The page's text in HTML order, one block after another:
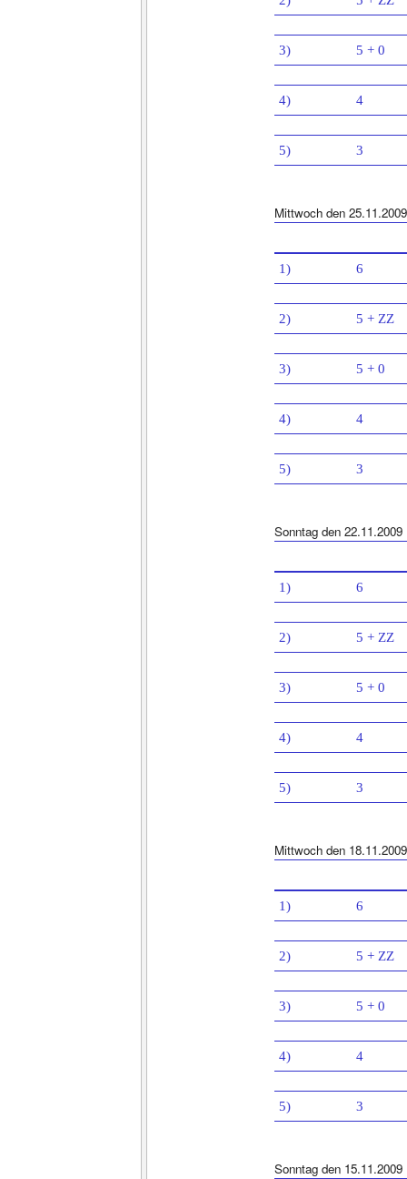
3) 5 + 0
4) 4
5) 3
Mittwoch den 25.11.2009
1) 6
2) 5 + ZZ
3) 5 + 0
4) 4
5) 3
Sonntag den 22.11.2009
1) 6
2) 5 + ZZ
3) 5 + 0
4) 4
5) 3
Mittwoch den 18.11.2009
1) 6
2) 5 + ZZ
3) 5 + 0
4) 4
5) 3
Sonntag den 15.11.2009